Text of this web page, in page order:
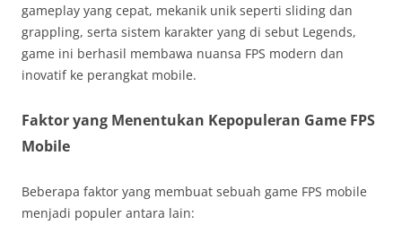
gameplay yang cepat, mekanik unik seperti sliding dan
grappling, serta sistem karakter yang di sebut Legends,
game ini berhasil membawa nuansa FPS modern dan
inovatif ke perangkat mobile.
Faktor yang Menentukan Kepopuleran Game FPS
Mobile
Beberapa faktor yang membuat sebuah game FPS mobile
menjadi populer antara lain: